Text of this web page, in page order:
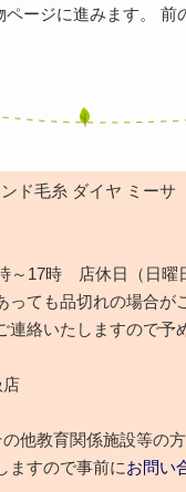
ージに進みます。 前
ド毛糸 ダイヤ ミーサ
17時 店休日（日曜
ても品切れの場合が
絡いたしますので予
店
他教育関係施設等の方
ますので事前にお問い